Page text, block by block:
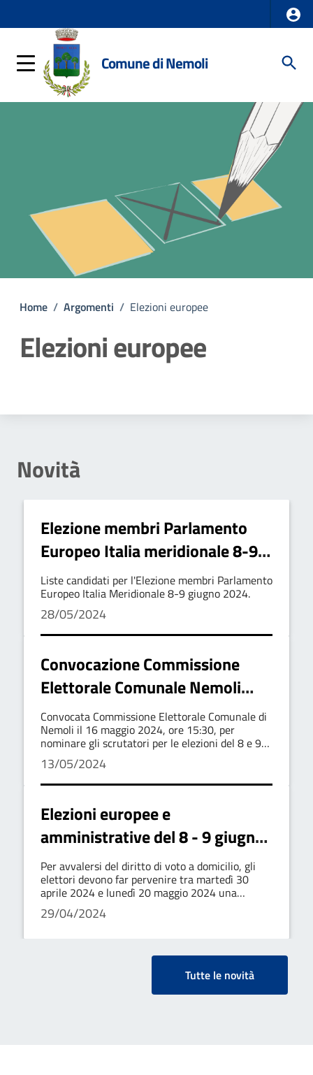
Comune di Nemoli
Home / Argomenti / Elezioni europee
Elezioni europee
Novità
Elezione membri Parlamento
Europeo Italia meridionale 8-9
giugno 2024
Liste candidati per l'Elezione membri Parlamento
Europeo Italia Meridionale 8-9 giugno 2024.
28/05/2024
Convocazione Commissione
Elettorale Comunale Nemoli
2024
Convocata Commissione Elettorale Comunale di
Nemoli il 16 maggio 2024, ore 15:30, per
nominare gli scrutatori per le elezioni del 8 e 9
giugno 2024. Decreto Presidente Repubblica del
10 aprile 2024.
13/05/2024
Elezioni europee e
amministrative del 8 - 9 giugno
2024: esercizio del voto a
domicilio per elettori affetti da
infermità che ne rendano
Per avvalersi del diritto di voto a domicilio, gli
elettori devono far pervenire tra martedì 30
aprile 2024 e lunedì 20 maggio 2024 una
dichiarazione in carta libera attestante la propria
volontà di esprimere il voto presso l'abitazione
29/04/2024
Tutte le novità